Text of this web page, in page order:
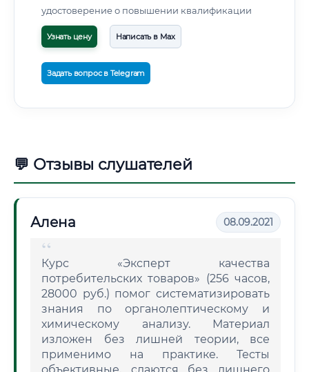
удостоверение о повышении квалификации
Узнать цену Написать в Max
Задать вопрос в Telegram
💬 Отзывы слушателей
Алена 08.09.2021
Курс «Эксперт качества
потребительских товаров» (256 часов,
28000 руб.) помог систематизировать
знания по органолептическому и
химическому анализу. Материал
изложен без лишней теории, все
применимо на практике. Тесты